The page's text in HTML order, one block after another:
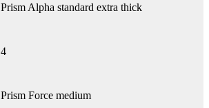
Prism Alpha standard extra thick
4
Prism Force medium